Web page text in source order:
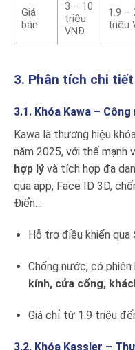
Giá
bán
3 – 10
triệu
VNĐ
1.9 –
triệu
3. Phân tích chi
3.1. Khóa Kawa –
Kawa là thương hiệu
năm 2025, với thế mạnh
hợp lý và tích hợp đa
qua app, Face ID 3D,
Điển…
Hỗ trợ điều khiển qua
Chống nước, có phiên
kính, cửa cổng,
Giá chỉ từ 1.9 triệu
3.2. Khóa Kassler –